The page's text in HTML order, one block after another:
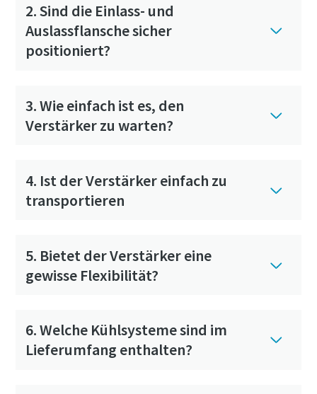
2. Sind die Einlass- und
Auslassflansche sicher
positioniert?
3. Wie einfach ist es, den
Verstärker zu warten?
4. Ist der Verstärker einfach zu
transportieren
5. Bietet der Verstärker eine
gewisse Flexibilität?
6. Welche Kühlsysteme sind im
Lieferumfang enthalten?